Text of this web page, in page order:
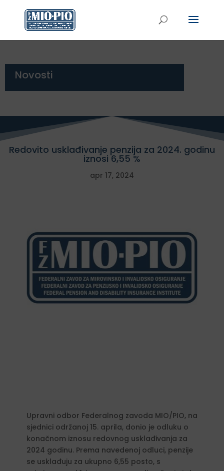
Novosti
Redovito usklađivanje penzija za 2024. godinu
iznosi 6,55 %
apr 17, 2024
Upravni odbor Federalnog zavoda MIO/PIO, na
sjednici održanoj 15. aprila, donio je odluku o
konačnom iznosu redovnog usklađivanja za
2024 godinu. Prema navedenoj odluci, penzije
se usklađuju za ukupno 6,55 posto, s